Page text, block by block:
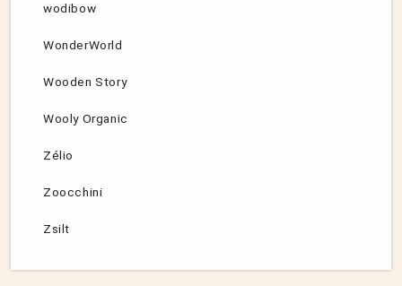
wodibow
WonderWorld
Wooden Story
Wooly Organic
Zélio
Zoocchini
Zsilt